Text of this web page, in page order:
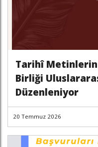
Tarihî
Birliği
Düzenleniyor
20 Temmuz 2026